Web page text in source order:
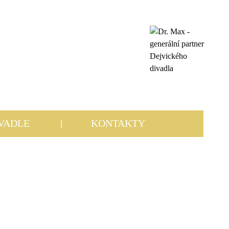
KONTAKTY